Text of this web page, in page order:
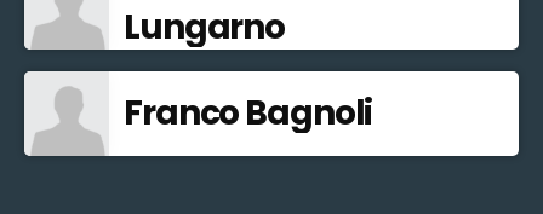
Lungarno
Franco Bagnoli